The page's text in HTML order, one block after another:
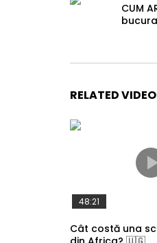
CUM
RELATED
48:21
Cât costă una